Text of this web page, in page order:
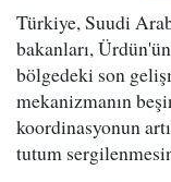
Türkiye, Suudi
bakanları,
bölgedeki son
mekanizmanın
koordinasyonun
tutum